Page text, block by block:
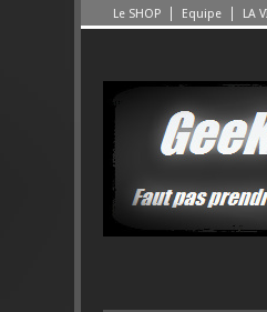
Le SHOP Equipe LA